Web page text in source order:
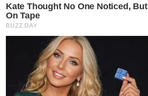
Kate Thought No One Noticed,
On Tape
BUZZ DAY